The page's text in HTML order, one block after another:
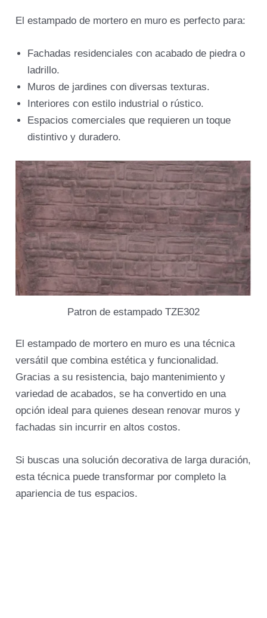
El estampado de mortero en muro es perfecto para:
Fachadas residenciales con acabado de piedra o
ladrillo.
Muros de jardines con diversas texturas.
Interiores con estilo industrial o rústico.
Espacios comerciales que requieren un toque
distintivo y duradero.
Patron de estampado TZE302
El estampado de mortero en muro es una técnica
versátil que combina estética y funcionalidad.
Gracias a su resistencia, bajo mantenimiento y
variedad de acabados, se ha convertido en una
opción ideal para quienes desean renovar muros y
fachadas sin incurrir en altos costos.
Si buscas una solución decorativa de larga duración,
esta técnica puede transformar por completo la
apariencia de tus espacios.